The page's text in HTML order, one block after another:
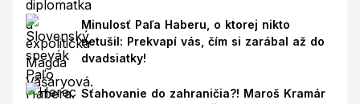
Minulosť Paľa Haberu, o ktorej nikto
netušil: Prekvapí vás, čím si zarábal až do
dvadsiatky!
Sťahovanie do zahraničia?! Maroš Kramár